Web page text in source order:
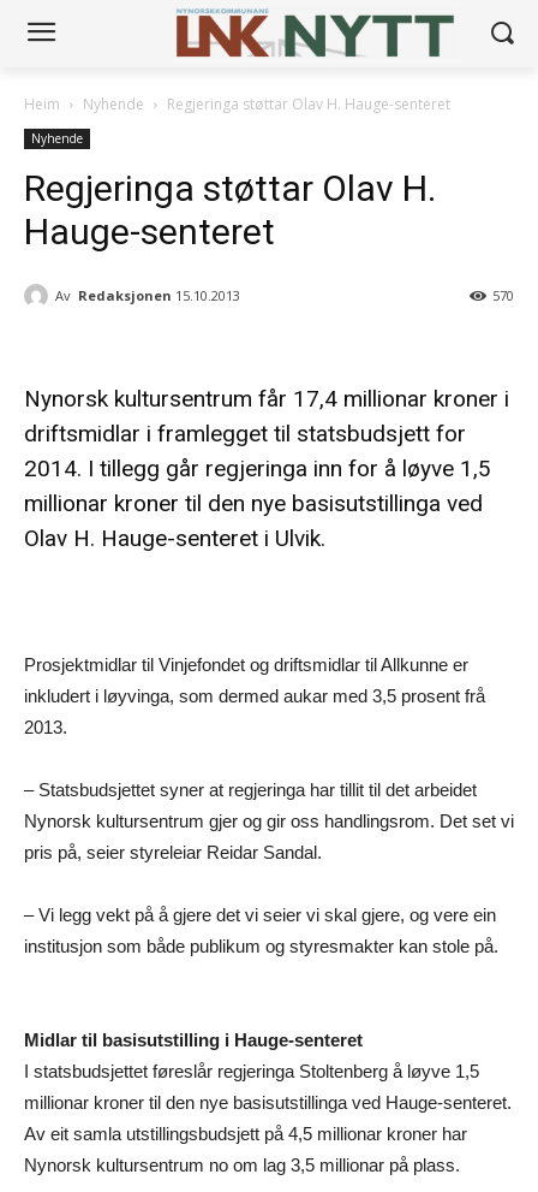
Heim Nyhende Regjeringa støttar Olav H. Hauge-senteret
Nyhende
Regjeringa støttar Olav H.
Hauge-senteret
Av Redaksjonen 15.10.2013 570
Nynorsk kultursentrum får 17,4 millionar kroner i
driftsmidlar i framlegget til statsbudsjett for
2014. I tillegg går regjeringa inn for å løyve 1,5
millionar kroner til den nye basisutstillinga ved
Olav H. Hauge-senteret i Ulvik.
Prosjektmidlar til Vinjefondet og driftsmidlar til Allkunne er
inkludert i løyvinga, som dermed aukar med 3,5 prosent frå
2013.
– Statsbudsjettet syner at regjeringa har tillit til det arbeidet
Nynorsk kultursentrum gjer og gir oss handlingsrom. Det set vi
pris på, seier styreleiar Reidar Sandal.
– Vi legg vekt på å gjere det vi seier vi skal gjere, og vere ein
institusjon som både publikum og styresmakter kan stole på.
Midlar til basisutstilling i Hauge-senteret
I statsbudsjettet føreslår regjeringa Stoltenberg å løyve 1,5
millionar kroner til den nye basisutstillinga ved Hauge-senteret.
Av eit samla utstillingsbudsjett på 4,5 millionar kroner har
Nynorsk kultursentrum no om lag 3,5 millionar på plass.